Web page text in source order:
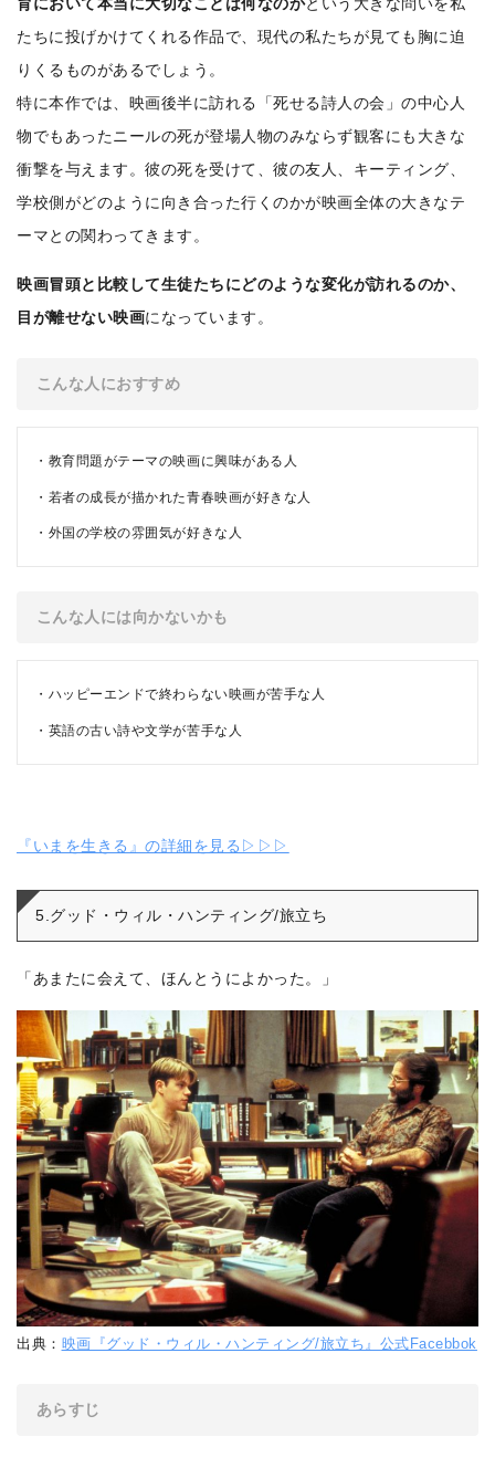
育において本当に大切なことは何なのかという大きな問いを私
たちに投げかけてくれる作品で、現代の私たちが見ても胸に迫
りくるものがあるでしょう。
特に本作では、映画後半に訪れる「死せる詩人の会」の中心人
物でもあったニールの死が登場人物のみならず観客にも大きな
衝撃を与えます。彼の死を受けて、彼の友人、キーティング、
学校側がどのように向き合った行くのかが映画全体の大きなテ
ーマとの関わってきます。
映画冒頭と比較して生徒たちにどのような変化が訪れるのか、
目が離せない映画になっています。
こんな人におすすめ
教育問題がテーマの映画に興味がある人
若者の成長が描かれた青春映画が好きな人
外国の学校の雰囲気が好きな人
こんな人には向かないかも
ハッピーエンドで終わらない映画が苦手な人
英語の古い詩や文学が苦手な人
『いまを生きる』の詳細を見る▷▷▷
5.グッド・ウィル・ハンティング/旅立ち
「あまたに会えて、ほんとうによかった。」
出典： 映画『グッド・ウィル・ハンティング/旅立ち』公式Facebbok
あらすじ